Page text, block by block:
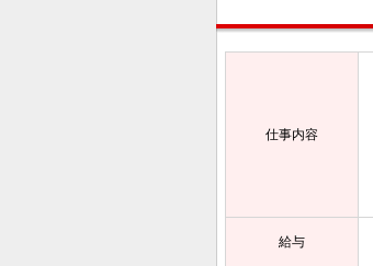
仕事内容
給与